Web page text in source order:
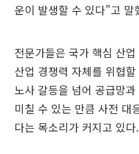
운이 발생할 수 있다”고 말
전문가들은 국가 핵심 산
산업 경쟁력 자체를 위협
노사 갈등을 넘어 공급망
미칠 수 있는 만큼 사전 대
다는 목소리가 커지고 있다.